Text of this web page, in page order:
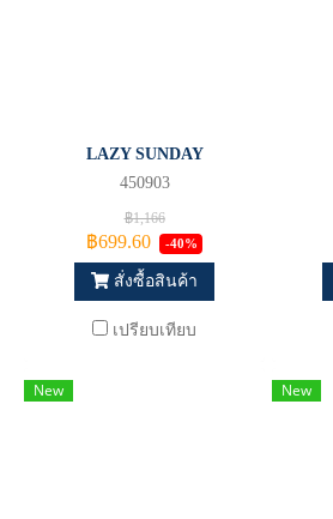
LAZY SUNDAY
450903
฿1,166
฿699.60 -40%
สั่งซื้อสินค้า
เปรียบเทียบ
New New